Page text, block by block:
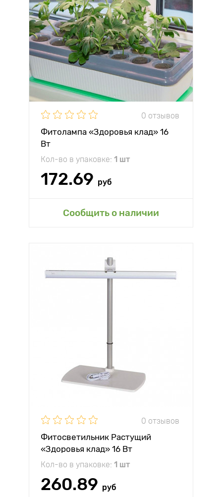
0 отзывов
Фитолампа «Здоровья клад» 16
Вт
Кол-во в упаковке: 1 шт
172.69 руб
Сообщить о наличии
0 отзывов
Фитосветильник Растущий
«Здоровья клад» 16 Вт
Кол-во в упаковке: 1 шт
260.89 руб